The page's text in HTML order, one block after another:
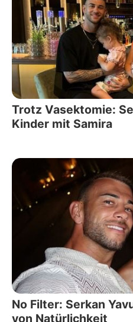
Trotz Vasektomie:
Kinder mit Samira
No Filter: Serkan
von Natürlichkeit